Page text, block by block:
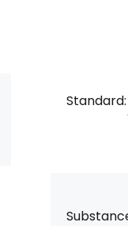
Standard: